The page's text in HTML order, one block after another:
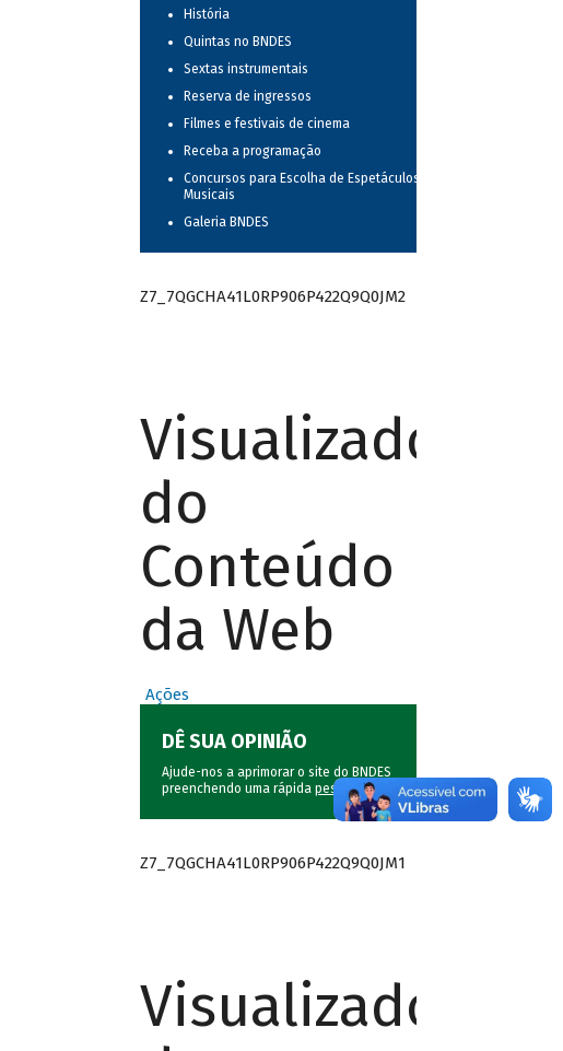
História
Quintas no BNDES
Sextas instrumentais
Reserva de ingressos
Filmes e festivais de cinema
Receba a programação
Concursos para Escolha de Espetáculos
Musicais
Galeria BNDES
Z7_7QGCHA41L0RP906P422Q9Q0JM2
Visualizador
do
Conteúdo
da Web
Ações
DÊ SUA OPINIÃO
Ajude-nos a aprimorar o site do BNDES
preenchendo uma rápida pesquisa.
Z7_7QGCHA41L0RP906P422Q9Q0JM1
Visualizador